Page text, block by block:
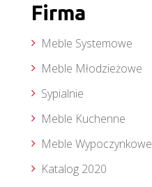
Firma
Meble Systemowe
Meble Młodzieżowe
Sypialnie
Meble Kuchenne
Meble Wypoczynkowe
Katalog 2020